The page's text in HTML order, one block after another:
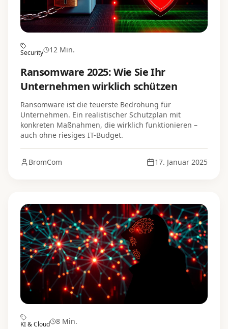
Security 12 Min.
Ransomware 2025: Wie Sie Ihr
Unternehmen wirklich schützen
Ransomware ist die teuerste Bedrohung für
Unternehmen. Ein realistischer Schutzplan mit
konkreten Maßnahmen, die wirklich funktionieren –
auch ohne riesiges IT-Budget.
BromCom 17. Januar 2025
KI & Cloud 8 Min.